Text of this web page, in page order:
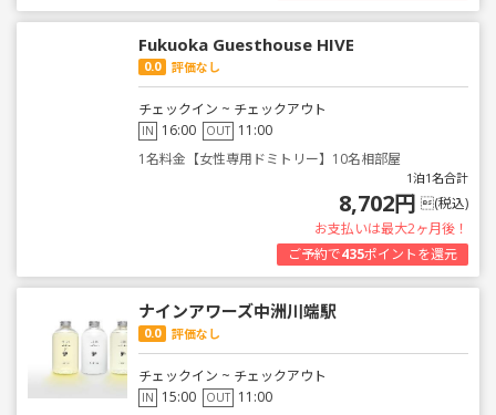
Fukuoka Guesthouse HIVE
0.0 評価なし
チェックイン ~ チェックアウト
IN 16:00 OUT 11:00
1名料金【女性専用ドミトリー】10名相部屋
1泊1名合計
8,702円 (税込)
お支払いは最大2ヶ月後！
ご予約で435ポイントを還元
ナインアワーズ中洲川端駅
0.0 評価なし
チェックイン ~ チェックアウト
IN 15:00 OUT 11:00